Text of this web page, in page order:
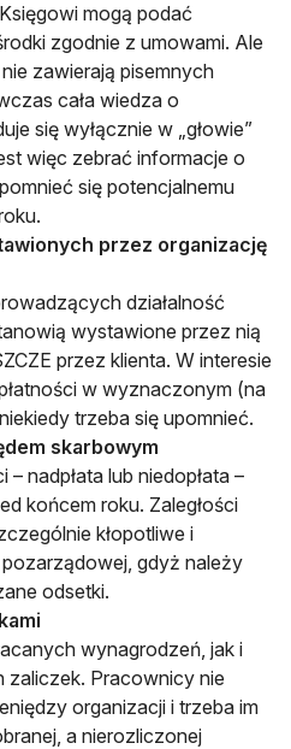
mogą podać
zgodnie z umowami. Ale
zawierają pisemnych
cała wiedza o
się wyłącznie w „głowie”
więc zebrać informacje o
się potencjalnemu
przez organizację
działalność
wystawione przez nią
przez klienta. W interesie
w wyznaczonym (na
trzeba się upomnieć.
skarbowym
nadpłata lub niedopłata –
końcem roku. Zaległości
kłopotliwe i
gdyż należy
odsetki.
wynagrodzeń, jak i
zaliczek. Pracownicy nie
organizacji i trzeba im
a nierozliczonej